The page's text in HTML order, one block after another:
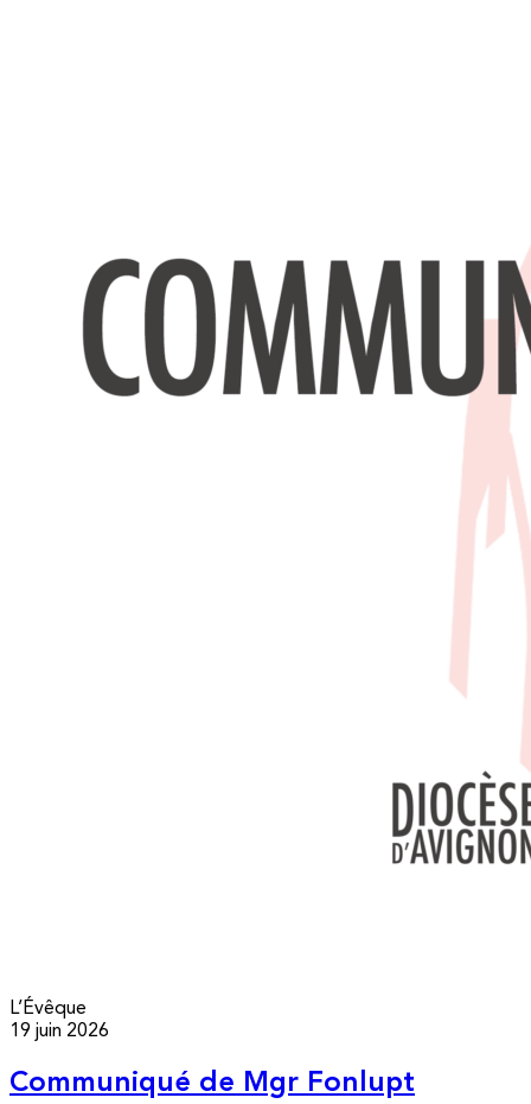
L’Évêque
19 juin 2026
Communiqué de Mgr Fonlupt